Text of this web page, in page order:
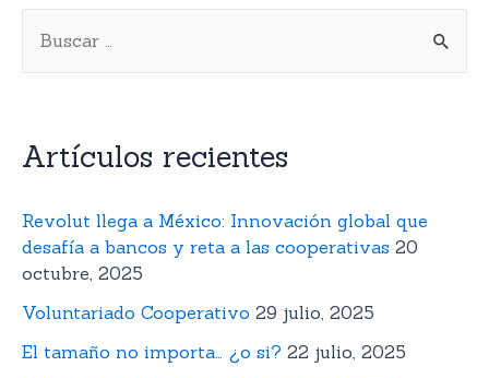
Artículos recientes
Revolut llega a México: Innovación global que
desafía a bancos y reta a las cooperativas 20
octubre, 2025
Voluntariado Cooperativo 29 julio, 2025
El tamaño no importa… ¿o si? 22 julio, 2025